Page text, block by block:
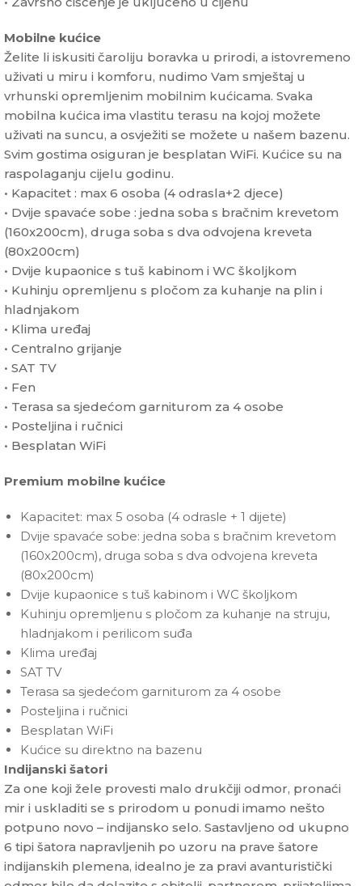
Mobilne kućice
Želite li iskusiti čaroliju boravka u prirodi, a istovremeno
uživati u miru i komforu, nudimo Vam smještaj u
vrhunski opremljenim mobilnim kućicama. Svaka
mobilna kućica ima vlastitu terasu na kojoj možete
uživati na suncu, a osvježiti se možete u našem bazenu.
Svim gostima osiguran je besplatan WiFi. Kućice su na
raspolaganju cijelu godinu.
• Kapacitet : max 6 osoba (4 odrasla+2 djece)
• Dvije spavaće sobe : jedna soba s bračnim krevetom
(160x200cm), druga soba s dva odvojena kreveta
(80x200cm)
• Dvije kupaonice s tuš kabinom i WC školjkom
• Kuhinju opremljenu s pločom za kuhanje na plin i
hladnjakom
• Klima uređaj
• Centralno grijanje
• SAT TV
• Fen
• Terasa sa sjedećom garniturom za 4 osobe
• Posteljina i ručnici
• Besplatan WiFi
Premium mobilne kućice
Kapacitet: max 5 osoba (4 odrasle + 1 dijete)
Dvije spavaće sobe: jedna soba s bračnim krevetom
(160x200cm), druga soba s dva odvojena kreveta
(80x200cm)
Dvije kupaonice s tuš kabinom i WC školjkom
Kuhinju opremljenu s pločom za kuhanje na struju,
hladnjakom i perilicom suđa
Klima uređaj
SAT TV
Terasa sa sjedećom garniturom za 4 osobe
Posteljina i ručnici
Besplatan WiFi
Kućice su direktno na bazenu
Indijanski šatori
Za one koji žele provesti malo drukčiji odmor, pronaći
mir i uskladiti se s prirodom u ponudi imamo nešto
potpuno novo – indijansko selo. Sastavljeno od ukupno
6 tipi šatora napravljenih po uzoru na prave šatore
indijanskih plemena, idealno je za pravi avanturistički